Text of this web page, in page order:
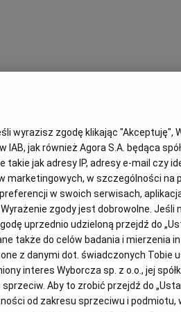
wyrazisz zgodę klikając "Akceptuję",
IAB, jak również Agora S.A. będąca
jak adresy IP, adresy e-mail czy
marketingowych, w szczególności na
w swoich serwisach,
zgody jest dobrowolne. Jeśli
uprzednio udzieloną przejdź do
także do celów badania i mierzenia
z danymi dot. świadczonych Tobie
interes Wyborcza sp. z o.o., jej
Aby to zrobić przejdź do
od zakresu sprzeciwu i podmiotu,